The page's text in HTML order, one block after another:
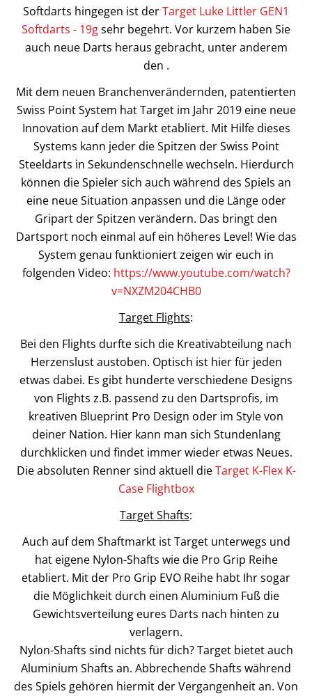
Softdarts hingegen ist derTarget Luke Littler GEN1
Softdarts - 19gsehr begehrt. Vor kurzem haben Sie
auch neue Darts heraus gebracht, unter anderem
den .
Mit dem neuen Branchenverändernden, patentierten
Swiss Point System hat Target im Jahr 2019 eine neue
Innovation auf dem Markt etabliert. Mit Hilfe dieses
Systems kann jeder die Spitzen der Swiss Point
Steeldarts in Sekundenschnelle wechseln. Hierdurch
können die Spieler sich auch während des Spiels an
eine neue Situation anpassen und die Länge oder
Gripart der Spitzen verändern. Das bringt den
Dartsport noch einmal auf ein höheres Level! Wie das
System genau funktioniert zeigen wir euch in
folgenden Video: https://www.youtube.com/watch?
v=NXZM204CHB0
Target Flights:
Bei den Flights durfte sich die Kreativabteilung nach
Herzenslust austoben. Optisch ist hier für jeden
etwas dabei. Es gibt hunderte verschiedene Designs
von Flights z.B. passend zu den Dartsprofis, im
kreativen Blueprint Pro Design oder im Style von
deiner Nation. Hier kann man sich Stundenlang
durchklicken und findet immer wieder etwas Neues.
Die absoluten Renner sind aktuell dieTarget K-Flex K-
Case Flightbox
Target Shafts:
Auch auf dem Shaftmarkt ist Target unterwegs und
hat eigene Nylon-Shafts wie die Pro Grip Reihe
etabliert. Mit der Pro Grip EVO Reihe habt Ihr sogar
die Möglichkeit durch einen Aluminium Fuß die
Gewichtsverteilung eures Darts nach hinten zu
verlagern.
Nylon-Shafts sind nichts für dich? Target bietet auch
Aluminium Shafts an. Abbrechende Shafts während
des Spiels gehören hiermit der Vergangenheit an. Von